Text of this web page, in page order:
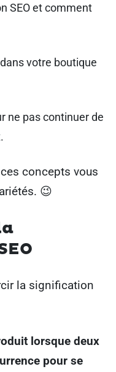
SEO et comment
votre boutique
ne pas continuer de
concepts vous
😉
la signification
lorsque deux
pour se